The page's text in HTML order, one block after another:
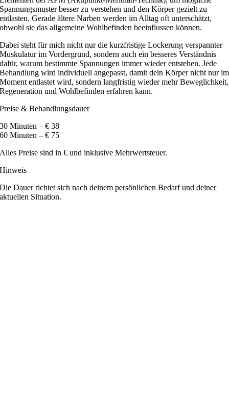
Spannungsmuster besser zu verstehen und den Körper gezielt zu
entlasten. Gerade ältere Narben werden im Alltag oft unterschätzt,
obwohl sie das allgemeine Wohlbefinden beeinflussen können.
Dabei steht für mich nicht nur die kurzfristige Lockerung verspannter
Muskulatur im Vordergrund, sondern auch ein besseres Verständnis
dafür, warum bestimmte Spannungen immer wieder entstehen. Jede
Behandlung wird individuell angepasst, damit dein Körper nicht nur im
Moment entlastet wird, sondern langfristig wieder mehr Beweglichkeit,
Regeneration und Wohlbefinden erfahren kann.
Preise & Behandlungsdauer
30 Minuten – € 38
60 Minuten – € 75
Alles Preise sind in € und inklusive Mehrwertsteuer.
Hinweis
Die Dauer richtet sich nach deinem persönlichen Bedarf und deiner
aktuellen Situation.